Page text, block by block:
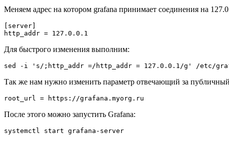
Меняем адрес на котором grafana принимает соединения на
[server]
Для быстрого изменения выполним:
Так же нам нужно изменить параметр отвечающий за
После этого можно запустить Grafana: